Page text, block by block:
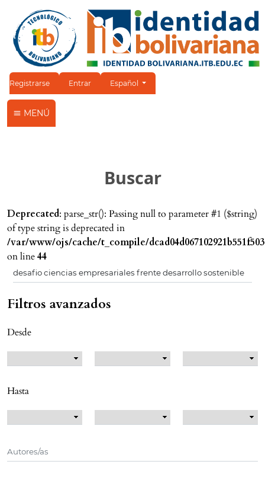
Registrarse Entrar Cambiar el idioma. El idioma actual es:
Español
MENÚ
Buscar
Deprecated: parse_str(): Passing null to parameter #1 ($string)
of type string is deprecated in
/var/www/ojs/cache/t_compile/
on line44
Filtros avanzados
Desde
Hasta